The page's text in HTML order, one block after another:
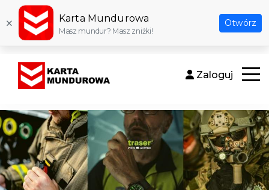
× Karta Mundurowa
Masz mundur? Masz zniżki!
Otwórz
Zaloguj